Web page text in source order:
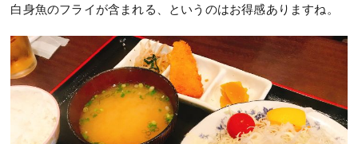
白身魚のフライが含まれる、というのはお得感ありますね。